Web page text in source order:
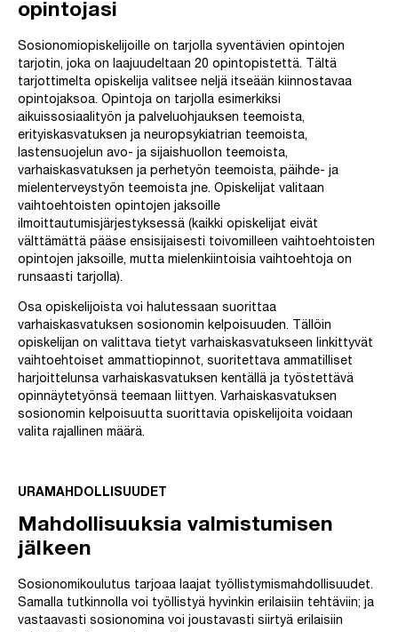
opintojasi
Sosionomiopiskelijoille on tarjolla syventävien opintojen
tarjotin, joka on laajuudeltaan 20 opintopistettä. Tältä
tarjottimelta opiskelija valitsee neljä itseään kiinnostavaa
opintojaksoa. Opintoja on tarjolla esimerkiksi
aikuissosiaalityön ja palveluohjauksen teemoista,
erityiskasvatuksen ja neuropsykiatrian teemoista,
lastensuojelun avo- ja sijaishuollon teemoista,
varhaiskasvatuksen ja perhetyön teemoista, päihde- ja
mielenterveystyön teemoista jne. Opiskelijat valitaan
vaihtoehtoisten opintojen jaksoille
ilmoittautumisjärjestyksessä (kaikki opiskelijat eivät
välttämättä pääse ensisijaisesti toivomilleen vaihtoehtoisten
opintojen jaksoille, mutta mielenkiintoisia vaihtoehtoja on
runsaasti tarjolla).
Osa opiskelijoista voi halutessaan suorittaa
varhaiskasvatuksen sosionomin kelpoisuuden. Tällöin
opiskelijan on valittava tietyt varhaiskasvatukseen linkittyvät
vaihtoehtoiset ammattiopinnot, suoritettava ammatilliset
harjoittelunsa varhaiskasvatuksen kentällä ja työstettävä
opinnäytetyönsä teemaan liittyen. Varhaiskasvatuksen
sosionomin kelpoisuutta suorittavia opiskelijoita voidaan
valita rajallinen määrä.
URAMAHDOLLISUUDET
Mahdollisuuksia valmistumisen
jälkeen
Sosionomikoulutus tarjoaa laajat työllistymismahdollisuudet.
Samalla tutkinnolla voi työllistyä hyvinkin erilaisiin tehtäviin; ja
vastaavasti sosionomina voi joustavasti siirtyä erilaisiin